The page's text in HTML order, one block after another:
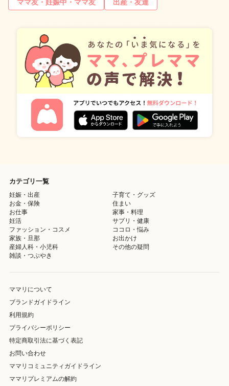
ママ友・妊娠中・ママ友
出産・友達
カテゴリ一覧
妊娠・出産
子育て・グッズ
お金・保険
住まい
お仕事
家事・料理
妊活
サプリ・健康
ファッション・コスメ
ココロ・悩み
家族・旦那
お出かけ
産婦人科・小児科
その他の疑問
雑談・つぶやき
ママリについて
ブランドガイドライン
利用規約
プライバシーポリシー
特定商取引法に基づく表記
お問い合わせ
ママリコミュニティガイドライン
ママリプレミアムの解約